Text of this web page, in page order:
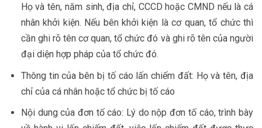
Họ và tên, năm sinh, địa chỉ, CCCD hoặc CMND nếu là cá
nhân khởi kiện. Nếu bên khởi kiện là cơ quan, tổ chức thì
cần ghi rõ tên cơ quan, tổ chức đó và ghi rõ tên của người
đại diện hợp pháp của tổ chức đó.
Thông tin của bên bị tố cáo lấn chiếm đất: Họ và tên, địa
chỉ của cá nhân hoặc tổ chức bị tố cáo
Nội dung của đơn tố cáo: Lý do nộp đơn tố cáo, trình bày